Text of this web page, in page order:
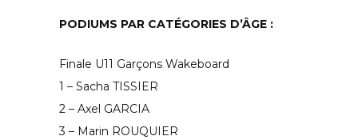
PODIUMS PAR CATÉGORIES D’ÂGE :
Finale U11 Garçons Wakeboard
1 – Sacha TISSIER
2 – Axel GARCIA
3 – Marin ROUQUIER